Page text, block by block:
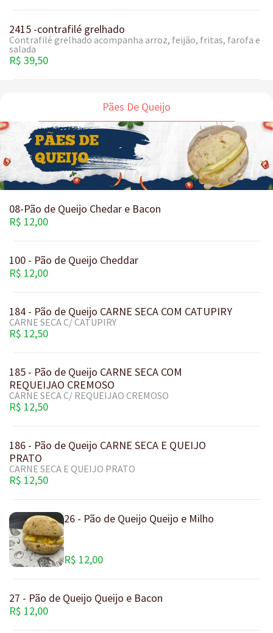
2415 -contrafilé grelhado
Contrafilé grelhado acompanha arroz, feijão, fritas, farofa e
salada
R$ 39,50
Pães De Queijo
08-Pão de Queijo Chedar e Bacon
R$ 12,00
100 - Pão de Queijo Cheddar
R$ 12,00
184 - Pão de Queijo CARNE SECA COM CATUPIRY
CARNE SECA C/ CATUPIRY
R$ 12,50
185 - Pão de Queijo CARNE SECA COM
REQUEIJAO CREMOSO
CARNE SECA C/ REQUEIJAO CREMOSO
R$ 12,50
186 - Pão de Queijo CARNE SECA E QUEIJO
PRATO
CARNE SECA E QUEIJO PRATO
R$ 12,50
26 - Pão de Queijo Queijo e Milho
R$ 12,00
27 - Pão de Queijo Queijo e Bacon
R$ 12,00